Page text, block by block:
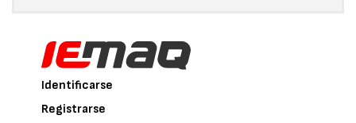
Identificarse
Registrarse